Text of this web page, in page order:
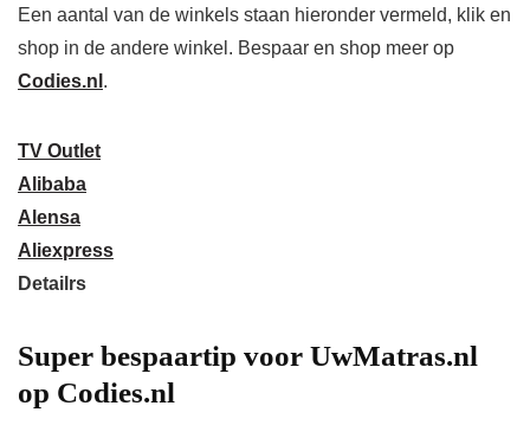
Een aantal van de winkels staan ​​hieronder vermeld, klik en
shop in de andere winkel. Bespaar en shop meer op
Codies.nl .
TV Outlet
Alibaba
Alensa
Aliexpress
Detailrs
Super bespaartip voor UwMatras.nl
op Codies.nl